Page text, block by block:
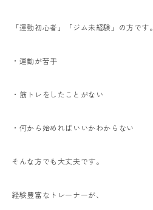
「運動初心者」「ジム未経験」の方です。
・運動が苦手
・筋トレをしたことがない
・何から始めればいいかわからない
そんな方でも大丈夫です。
経験豊富なトレーナーが、